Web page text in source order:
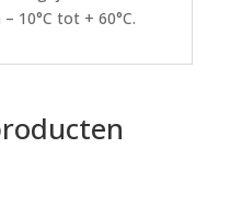
10°C tot + 60°C.